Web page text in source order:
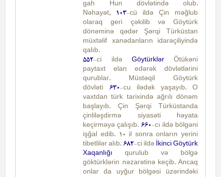
gah Hun dövlətində olub.
Nəhayət, 103-cü ildə Çin məğlub
olaraq geri çəkilib və Göytürk
dönəminə qədər Şərqi Türküstan
müxtəlif xanədanların idarəçiliyində
qalıb.
552-ci ildə GöytürklərÖtükəni
paytaxt elan edərək dövlətlərini
qurublar. Müstəqil Göytürk
dövləti 630-cu ilədək yaşayıb. O
vaxtdan türk tarixində ağrılı dönəm
başlayıb. Çin Şərqi Türküstanda
çinliləşdirmə siyasəti həyata
keçirməyə çalışıb. 660-cı ildə bölgəni
işğal edib. 10 il sonra onların yerini
tibetlilər alıb. 682-ci ildə İkinci Göytürk
Xaqanlığı qurulub və bölgə
göktürklərin nəzarətinə keçib. Ancaq
onlar da uyğur bölgəsi üzərindəki